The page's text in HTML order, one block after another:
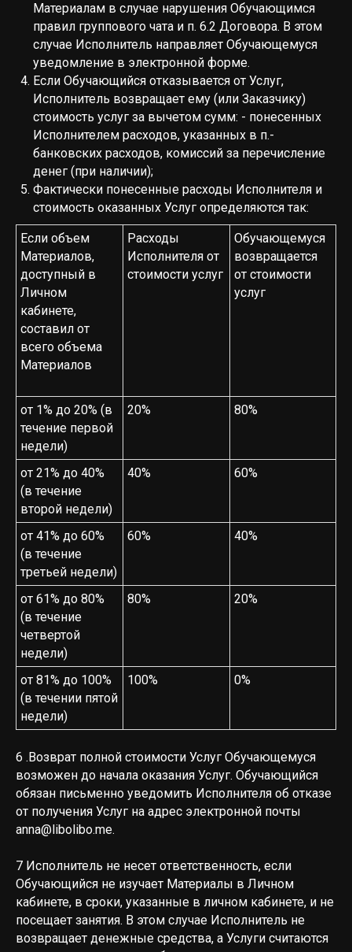
Материалам в случае нарушения Обучающимся
правил группового чата и п. 6.2 Договора. В этом
случае Исполнитель направляет Обучающемуся
уведомление в электронной форме.
Если Обучающийся отказывается от Услуг,
Исполнитель возвращает ему (или Заказчику)
стоимость услуг за вычетом сумм: - понесенных
Исполнителем расходов, указанных в п.-
банковских расходов, комиссий за перечисление
денег (при наличии);
Фактически понесенные расходы Исполнителя и
стоимость оказанных Услуг определяются так:
Если объем
Материалов,
доступный в
Личном
кабинете,
составил от
всего объема
Материалов
Расходы
Исполнителя от
стоимости услуг
Обучающемуся
возвращается
от стоимости
услуг
от 1% до 20% (в
течение первой
недели)
20% 80%
от 21% до 40%
(в течение
второй недели)
40% 60%
от 41% до 60%
(в течение
третьей недели)
60% 40%
от 61% до 80%
(в течение
четвертой
недели)
80% 20%
от 81% до 100%
(в течении пятой
недели)
100% 0%
6 .Возврат полной стоимости Услуг Обучающемуся
возможен до начала оказания Услуг. Обучающийся
обязан письменно уведомить Исполнителя об отказе
от получения Услуг на адрес электронной почты
anna@libolibo.me.
7 Исполнитель не несет ответственность, если
Обучающийся не изучает Материалы в Личном
кабинете, в сроки, указанные в личном кабинете, и не
посещает занятия. В этом случае Исполнитель не
возвращает денежные средства, а Услуги считаются